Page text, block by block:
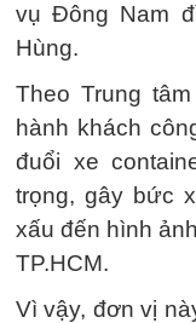
vụ Đông Nam
Hùng.
Theo Trung
hành khách
đuổi xe
trọng, gây bức
xấu đến hình
TP.HCM.
Vì vậy, đơn vị